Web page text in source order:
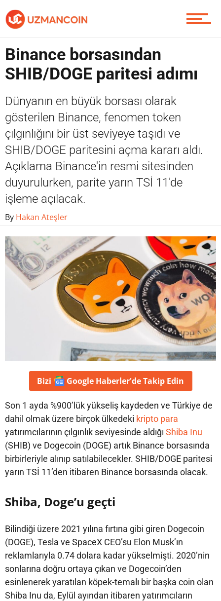
Contact / İletişim
Binance borsasından
SHIB/DOGE paritesi adımı
Dünyanın en büyük borsası olarak
gösterilen Binance, fenomen token
çılgınlığını bir üst seviyeye taşıdı ve
SHIB/DOGE paritesini açma kararı aldı.
Açıklama Binance'in resmi sitesinden
duyurulurken, parite yarın TSİ 11'de
işleme açılacak.
By Hakan Ateşler
Bizi Google Haberler'deTakip Edin
Son 1 ayda %900’lük yükseliş kaydeden ve Türkiye de
dahil olmak üzere birçok ülkedeki kripto para
yatırımcılarının çılgınlık seviyesinde aldığı Shiba Inu
(SHIB) ve Dogecoin (DOGE) artık Binance borsasında
birbirleriyle alınıp satılabilecekler. SHIB/DOGE paritesi
yarın TSİ 11’den itibaren Binance borsasında olacak.
Shiba, Doge’u geçti
Bilindiği üzere 2021 yılına fırtına gibi giren Dogecoin
(DOGE), Tesla ve SpaceX CEO’su Elon Musk’ın
reklamlarıyla 0.74 dolara kadar yükselmişti. 2020’nin
sonlarına doğru ortaya çıkan ve Dogecoin’den
esinlenerek yaratılan köpek-temalı bir başka coin olan
Shiba Inu da, Eylül ayından itibaren yatırımcıların